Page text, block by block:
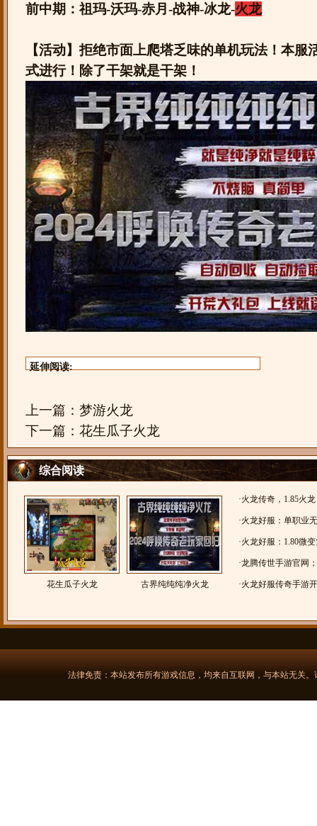
前中期：祖玛-沃玛-赤月-战神-冰龙-火龙
【活动】拒绝市面上爬塔乏味的单机玩法！本服
式进行！除了干架就是干架！
延伸阅读:
上一篇： 梦游火龙
下一篇： 花生瓜子火龙
综合阅读
花生瓜子火龙 古界纯纯纯净火龙
·火龙传奇，1.85火
皇城火龙
·火龙好服：单职业
·火龙好服：1.80微
龙》火龙单职业
·龙腾传世手游官网
业火龙传奇
·火龙好服传奇手游
法律免责：本站发布所有游戏信息，均来自互联网，与本站无关